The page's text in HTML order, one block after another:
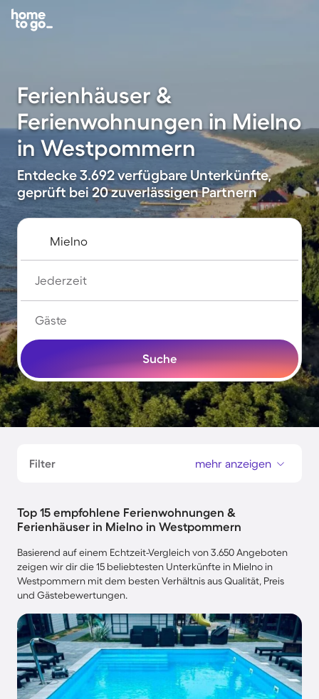
Ferienhäuser &
Ferienwohnungen in Mielno
in Westpommern
Entdecke 3.692 verfügbare Unterkünfte,
geprüft bei 20 zuverlässigen Partnern
Jederzeit
Gäste
Suche
Filter mehr anzeigen
Top 15 empfohlene Ferienwohnungen &
Ferienhäuser in Mielno in Westpommern
Basierend auf einem Echtzeit-Vergleich von 3.650 Angeboten
zeigen wir dir die 15 beliebtesten Unterkünfte in Mielno in
Westpommern mit dem besten Verhältnis aus Qualität, Preis
und Gästebewertungen.